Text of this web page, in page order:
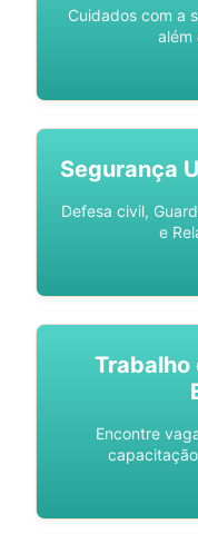
Cuidados com a
além
Segurança
Defesa civil,
e
Trabalho
Encontre